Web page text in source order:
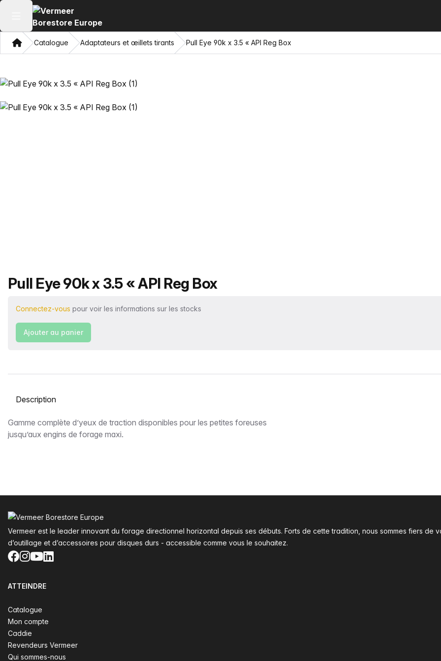
Ouvrir le menu principal
Domicile
Catalogue Adaptateurs et œillets tirants Pull Eye 90k x 3.5 « API Reg Box
Nom du produit
Pull Eye 90k x 3.5 « API Reg Box
Connectez-vous pour voir les informations sur les stocks
Ajouter au panier
Sélectionnez un onglet
Description
Gamme complète d’yeux de traction disponibles pour les petites foreuses
jusqu’aux engins de forage maxi.
Vermeer est le leader innovant du forage directionnel horizontal depuis ses débuts. Forts de cette tradition, nous sommes fiers de
d’outillage et d’accessoires pour disques durs - accessible comme vous le souhaitez.
Facebook
Instagram
YouTube
LinkedIn
ATTEINDRE
Catalogue
Mon compte
Caddie
Revendeurs Vermeer
Qui sommes-nous